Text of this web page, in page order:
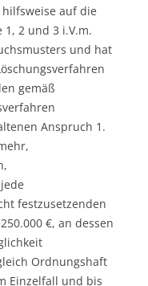
auf die
2 und 3 i.V.m.
und hat
gemäß
Anspruch 1.
festzusetzenden
€, an dessen
Ordnungshaft
Einzelfall und bis